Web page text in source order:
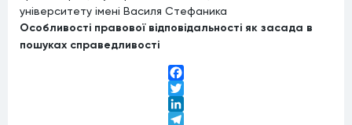
університету імені Василя Стефаника
Особливості правової відповідальності як засада в
пошуках справедливості
Facebook
Twitter
LinkedIn